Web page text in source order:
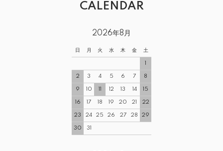
CALENDAR
2026年8月
日 月 火 水 木 金 土
1
2 3 4 5 6 7 8
9 10 11 12 13 14 15
16 17 18 19 20 21 22
23 24 25 26 27 28 29
30 31